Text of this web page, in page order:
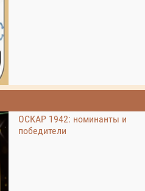
ОСКАР 1942: номинанты и
победители